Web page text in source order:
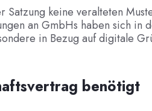
keine veralteten
an GmbHs haben sich in
in Bezug auf digitale
benötigt